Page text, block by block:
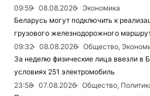
09:59
08.08.2026
Экономика
Беларусь могут подключить к
грузового железнодорожного
09:32
08.08.2026
Общество,
За неделю физические лица ввезли в
условиях 251 электромобиль
23:58
07.08.2026
Общество,